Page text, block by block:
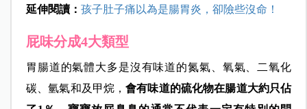
延伸閱讀： 孩子肚子痛以為是腸胃炎，卻險些沒命！
屁味分成4大類型
胃腸道的氣體大多是沒有味道的氮氣、氧氣、二氧化
碳、氫氣和及甲烷 ，會有味道的硫化物在腸道大約只佔